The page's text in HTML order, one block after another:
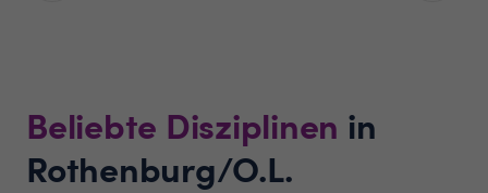
Beliebte Disziplinen in
Rothenburg/O.L.